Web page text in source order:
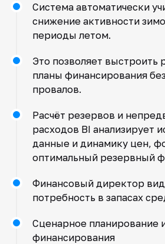
Система автоматически
снижение активности
периоды летом.
Это позволяет выстроить
планы финансирования
провалов.
Расчёт резервов и
расходов BI анализирует
данные и динамику цен,
оптимальный резервный
Финансовый директор
потребность в запасах
Сценарное планирование
финансирования